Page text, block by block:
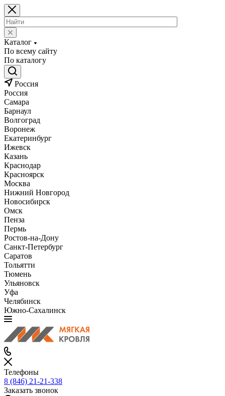
Каталог
По всему сайту
По каталогу
Россия
Россия
Самара
Барнаул
Волгоград
Воронеж
Екатеринбург
Ижевск
Казань
Краснодар
Красноярск
Москва
Нижний Новгород
Новосибирск
Омск
Пенза
Пермь
Ростов-на-Дону
Санкт-Петербург
Саратов
Тольятти
Тюмень
Ульяновск
Уфа
Челябинск
Южно-Сахалинск
Телефоны
8 (846) 21-21-338
Заказать звонок